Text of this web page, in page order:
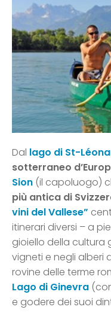
Dal lago di St-
sotterraneo
Sion (il capoluogo)
più antica di
vini del Vallese”
itinerari diversi – a
gioiello della cultura
vigneti e negli alberi
rovine delle terme
Lago di Ginevra
e godere dei suoi